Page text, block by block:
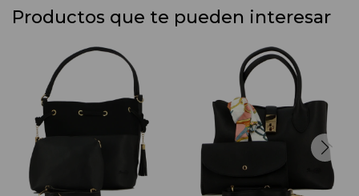
Productos que te pueden interesar